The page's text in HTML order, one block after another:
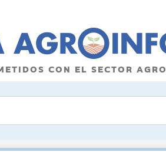
CON EL SECTOR AGRO